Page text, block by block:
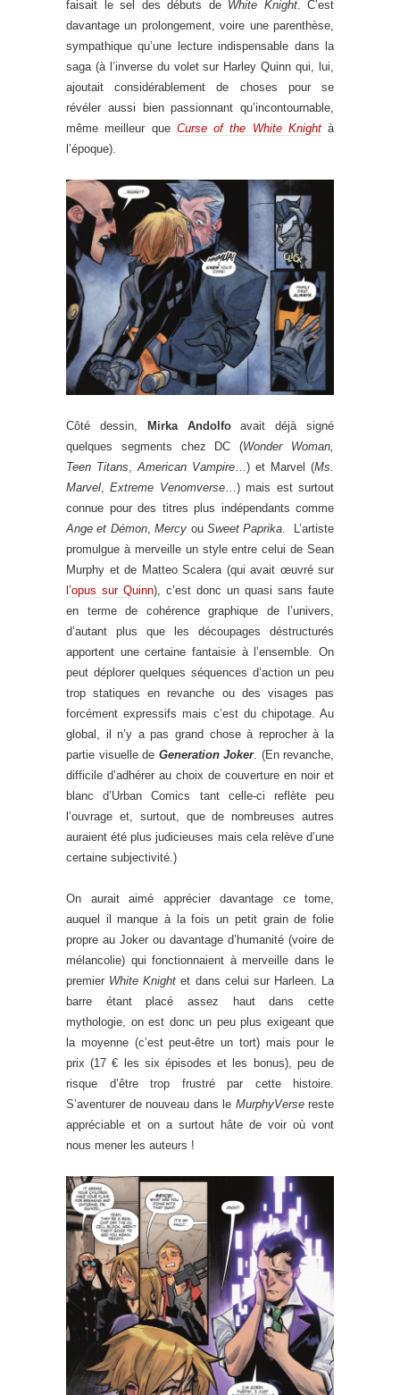
faisait le sel des débuts de White Knight. C’est
davantage un prolongement, voire une parenthèse,
sympathique qu’une lecture indispensable dans la
saga (à l’inverse du volet sur Harley Quinn qui, lui,
ajoutait considérablement de choses pour se
révéler aussi bien passionnant qu’incontournable,
même meilleur que Curse of the White Knightà
l’époque).
Côté dessin, Mirka Andolfoavait déjà signé
quelques segments chez DC (Wonder Woman,
Teen Titans
American Vampire …) et Marvel (Ms.
Marvel ,Extreme Venomverse…) mais est surtout
connue pour des titres plus indépendants comme
Ange et Démon,Mercy ou Sweet Paprika . L’artiste
promulgue à merveille un style entre celui de Sean
Murphy et de Matteo Scalera (qui avait œuvré sur
l’opus sur Quinn), c’est donc un quasi sans faute
en terme de cohérence graphique de l’univers,
d’autant plus que les découpages déstructurés
apportent une certaine fantaisie à l’ensemble. On
peut déplorer quelques séquences d’action un peu
trop statiques en revanche ou des visages pas
forcément expressifs mais c’est du chipotage. Au
global, il n’y a pas grand chose à reprocher à la
partie visuelle de Generation Joker. (En revanche,
difficile d’adhérer au choix de couverture en noir et
blanc d’Urban Comics tant celle-ci reflète peu
l’ouvrage et, surtout, que de nombreuses autres
auraient été plus judicieuses mais cela relève d’une
certaine subjectivité.)
On aurait aimé apprécier davantage ce tome,
auquel il manque à la fois un petit grain de folie
propre au Joker ou davantage d’humanité (voire de
mélancolie) qui fonctionnaient à merveille dans le
premier White Knight et dans celui sur Harleen. La
barre étant placé assez haut dans cette
mythologie, on est donc un peu plus exigeant que
la moyenne (c’est peut-être un tort) mais pour le
prix (17 € les six épisodes et les bonus), peu de
risque d’être trop frustré par cette histoire.
S’aventurer de nouveau dans le MurphyVersereste
appréciable et on a surtout hâte de voir où vont
nous mener les auteurs !